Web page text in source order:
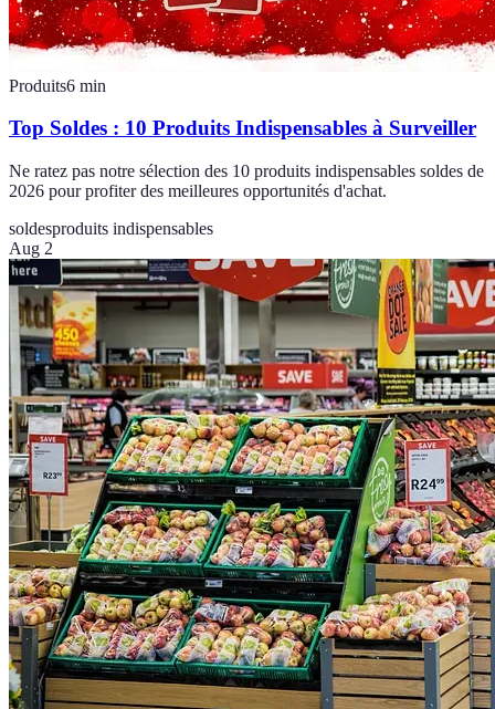
Produits6 min
Top Soldes : 10 Produits Indispensables à Surveiller
Ne ratez pas notre sélection des 10 produits indispensables soldes de
2026 pour profiter des meilleures opportunités d'achat.
soldesproduits indispensables
Aug 2